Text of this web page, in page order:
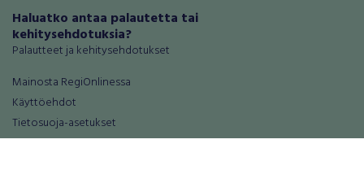
Haluatko antaa palautetta tai
kehitysehdotuksia?
Palautteet ja kehitysehdotukset
Mainosta RegiOnlinessa
Käyttöehdot
Tietosuoja-asetukset
Tietoa Turvamaksu -palvelusta